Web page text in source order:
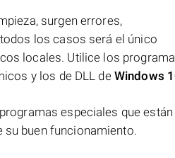
surgen errores,
los casos será el único
locales. Utilice los
y los de DLL de Windows
especiales que están
buen funcionamiento.